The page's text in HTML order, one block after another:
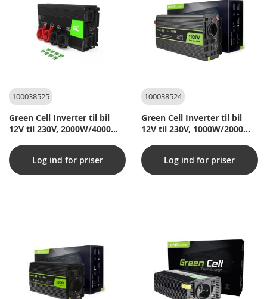
100038525
Green Cell Inverter til bil
12V til 230V, 2000W/4000W
Log ind for priser
100038524
Green Cell Inverter til bil
12V til 230V, 1000W/2000W
Log ind for priser